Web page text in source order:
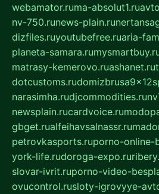
webamator.ruma-absolut1.ru
nv-750.runews-plain.ru
dizfiles.ruyoutubefree.ruaria-
planeta-samara.ru
matrasy-kemerovo.ruashanet.ru
dotcustoms.ru
narasimha.rudjcommodities.ru
newsplain.rucardvoice.ru
gbget.rualfeihavsalnassr.ru
petrovkasports.ruporno-online-
york-life.rudoroga-expo.ru
slovar-ivrit.ruporno-video-
ovucontrol.rusloty-igrovyye-